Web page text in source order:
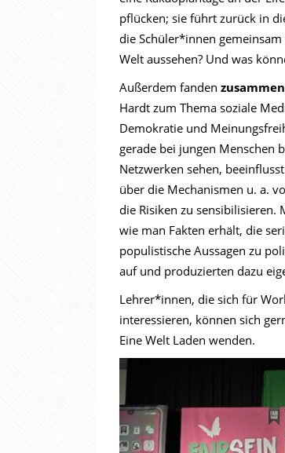
pflücken; sie führt zurück in
die Schüler*innen
Welt aussehen? Und was
Außerdem fanden
Hardt zum Thema soziale
Demokratie und
gerade bei jungen Menschen
Netzwerken sehen,
über die Mechanismen u. a.
die Risiken zu sensibilisieren.
wie man Fakten erhält, die
populistische Aussagen zu
auf und produzierten dazu
Lehrer*innen, die sich für
interessieren, können sich
Eine Welt Laden wenden.